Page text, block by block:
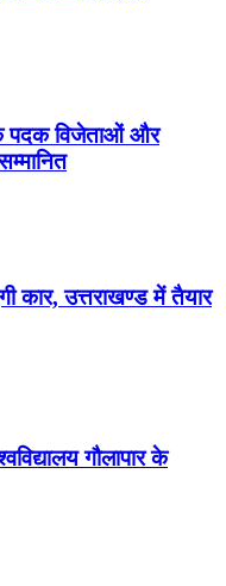
पदक विजेताओं और
उत्तराखण्ड में तैयार
गौलापार के